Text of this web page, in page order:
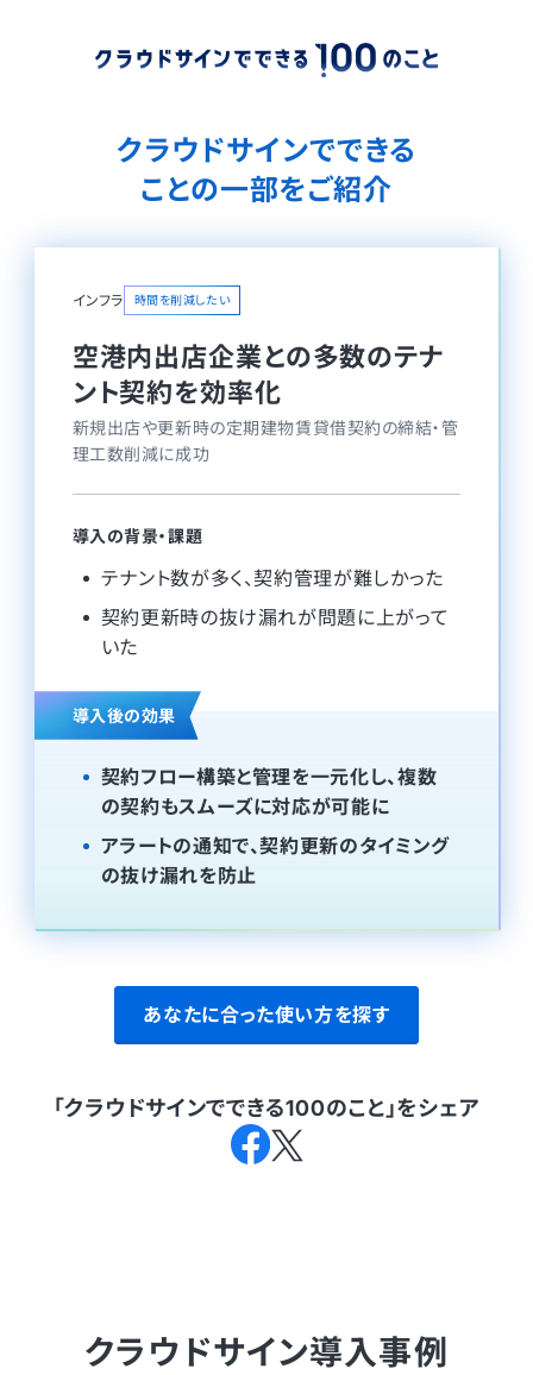
クラウドサインでできる
ことの一部をご紹介
インフラ 時間を削減したい
空港内出店企業との多数のテナ
ント契約を効率化
新規出店や更新時の定期建物賃貸借契約の締結・管
理工数削減に成功
導入の背景・課題
テナント数が多く、契約管理が難しかった
契約更新時の抜け漏れが問題に上がって
いた
導入後の効果
契約フロー構築と管理を一元化し、複数
の契約もスムーズに対応が可能に
アラートの通知で、契約更新のタイミング
の抜け漏れを防止
あなたに合った使い方を探す
「クラウドサインでできる100のこと」をシェア
クラウドサイン導入事例